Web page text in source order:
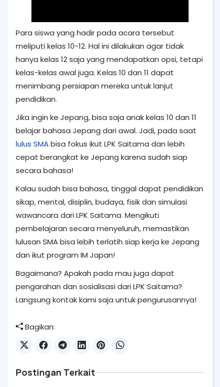
Para siswa yang hadir pada acara tersebut
meliputi kelas 10-12. Hal ini dilakukan agar tidak
hanya kelas 12 saja yang mendapatkan opsi, tetapi
kelas-kelas awal juga. Kelas 10 dan 11 dapat
menimbang persiapan mereka untuk lanjut
pendidikan.
Jika ingin ke Jepang, bisa saja anak kelas 10 dan 11
belajar bahasa Jepang dari awal. Jadi, pada saat
lulus SMAbisa fokus ikut LPK Saitama dan lebih
cepat berangkat ke Jepang karena sudah siap
secara bahasa!
Kalau sudah bisa bahasa, tinggal dapat pendidikan
sikap, mental, disiplin, budaya, fisik dan simulasi
wawancara dari LPK Saitama. Mengikuti
pembelajaran secara menyeluruh, memastikan
lulusan SMA bisa lebih terlatih siap kerja ke Jepang
dan ikut program IM Japan!
Bagaimana? Apakah pada mau juga dapat
pengarahan dan sosialisasi dari LPK Saitama?
Langsung kontak kami saja untuk pengurusannya!
Bagikan:
Postingan Terkait